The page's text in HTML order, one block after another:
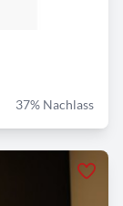
37% Nachlass